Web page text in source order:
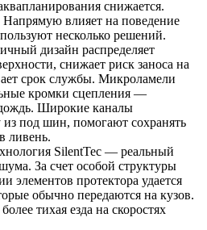
снижается.
Напрямую влияет на поведение
несколько решений.
дизайн распределяет
снижает риск заноса на
срок службы. Микроламели
кромки сцепления —
Широкие каналы
под шин, помогают сохранять
ливень.
SilentTec — реальный
За счет особой структуры
элементов протектора удается
обычно передаются на кузов.
тихая езда на скоростях